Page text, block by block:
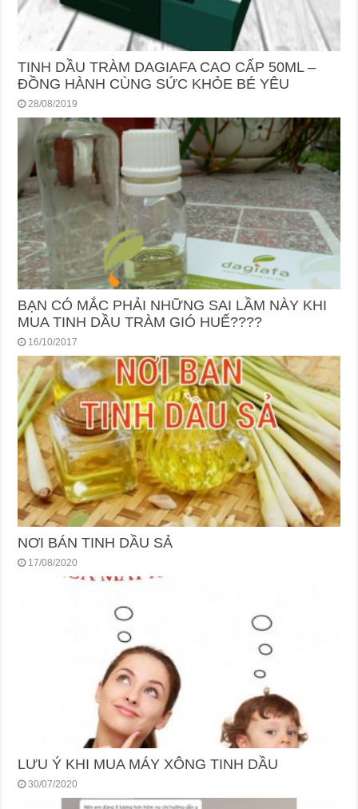
TINH DẦU TRÀM DAGIAFA CAO CẤP 50ML –
ĐỒNG HÀNH CÙNG SỨC KHỎE BÉ YÊU
28/08/2019
BẠN CÓ MẮC PHẢI NHỮNG SAI LẦM NÀY KHI
MUA TINH DẦU TRÀM GIÓ HUẾ????
16/10/2017
NƠI BÁN TINH DẦU SẢ
17/08/2020
LƯU Ý KHI MUA MÁY XÔNG TINH DẦU
30/07/2020